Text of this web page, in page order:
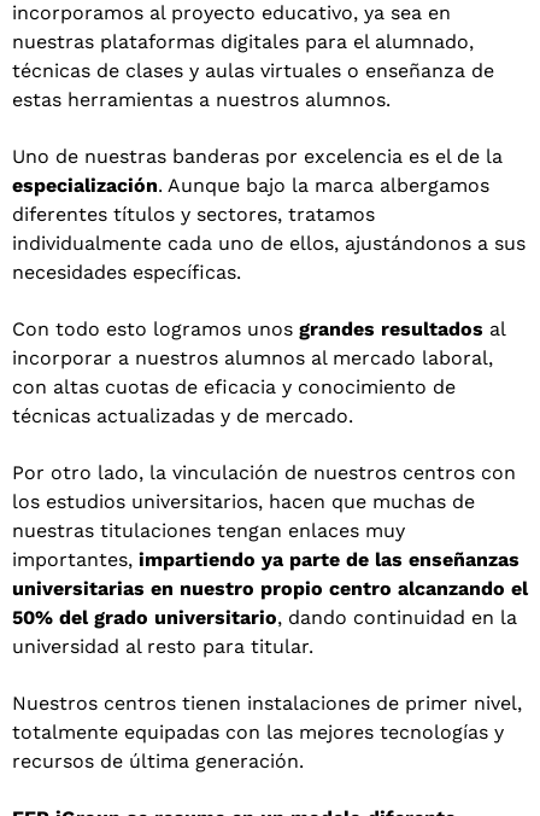
incorporamos al proyecto educativo, ya sea en
nuestras plataformas digitales para el alumnado,
técnicas de clases y aulas virtuales o enseñanza de
estas herramientas a nuestros alumnos.
Uno de nuestras banderas por excelencia es el de la
especialización. Aunque bajo la marca albergamos
diferentes títulos y sectores, tratamos
individualmente cada uno de ellos, ajustándonos a sus
necesidades específicas.
Con todo esto logramos unos grandes resultados al
incorporar a nuestros alumnos al mercado laboral,
con altas cuotas de eficacia y conocimiento de
técnicas actualizadas y de mercado.
Por otro lado, la vinculación de nuestros centros con
los estudios universitarios, hacen que muchas de
nuestras titulaciones tengan enlaces muy
importantes, impartiendo ya parte de las enseñanzas
universitarias en nuestro propio centro alcanzando el
50% del grado universitario, dando continuidad en la
universidad al resto para titular.
Nuestros centros tienen instalaciones de primer nivel,
totalmente equipadas con las mejores tecnologías y
recursos de última generación.